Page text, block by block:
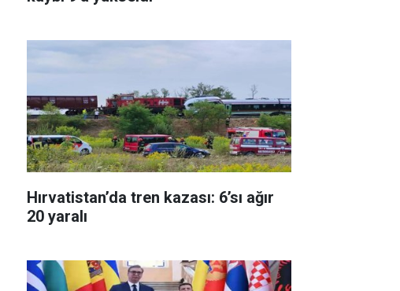
Hırvatistan’da tren kazası: 6’sı ağır
20 yaralı